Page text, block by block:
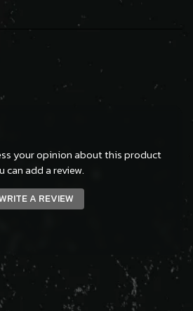
your opinion about this product
can add a review.
A REVIEW